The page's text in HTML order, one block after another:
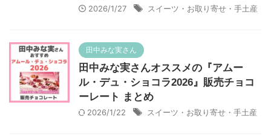
2026/1/27 スイーツ・お取り寄せ・手土産
田中みな実さん
田中みな実さんオススメの『アムー
ル・デュ・ショコラ2026』販売チョコ
ーレート まとめ
2026/1/22 スイーツ・お取り寄せ・手土産